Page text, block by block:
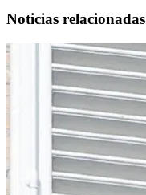
Noticias relacionadas